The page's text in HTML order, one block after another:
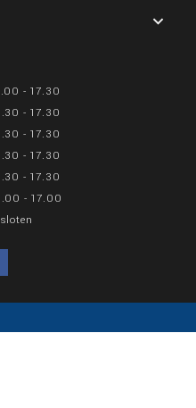

- 17.30
- 17.30
- 17.30
- 17.30
- 17.30
- 17.00